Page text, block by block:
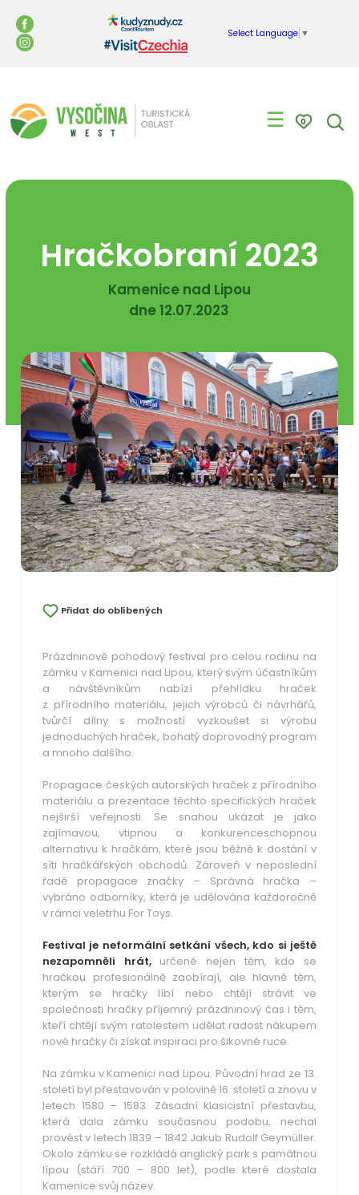
Select Language ▼
☰ 0
Hračkobraní 2023
Kamenice nad Lipou
dne 12.07.2023
Přidat do oblíbených
Prázdninově pohodový festival pro celou rodinu na
zámku v Kamenici nad Lipou, který svým účastníkům
a návštěvníkům nabízí přehlídku hraček
z přírodního materiálu, jejich výrobců či návrhářů,
tvůrčí dílny s možností vyzkoušet si výrobu
jednoduchých hraček, bohatý doprovodný program
a mnoho dalšího.
Propagace českých autorských hraček z přírodního
materiálu a prezentace těchto specifických hraček
nejširší veřejnosti. Se snahou ukázat je jako
zajímavou, vtipnou a konkurenceschopnou
alternativu k hračkám, které jsou běžně k dostání v
síti hračkářských obchodů. Zároveň v neposlední
řadě propagace značky – Správná
hračka –
vybráno odborníky, která je udělována každoročně
v rámci veletrhu For Toys.
Festival je neformální setkání všech, kdo si ještě
nezapomněli hrát, určené nejen těm, kdo se
hračkou profesionálně zaobírají, ale hlavně těm,
kterým se hračky líbí nebo chtějí strávit ve
společnosti hračky příjemný prázdninový čas i těm,
kteří chtějí svým ratolestem udělat radost nákupem
nové hračky či získat inspiraci pro šikovné ruce.
Na zámku v Kamenici nad Lipou. Původní hrad ze 13.
století byl přestavován v polovině 16. století a znovu v
letech 1580 – 1583. Zásadní klasicistní přestavbu,
která dala zámku současnou podobu, nechal
provést v letech 1839 – 1842 Jakub Rudolf Geymüller.
Okolo zámku se rozkládá anglický park s památnou
lípou (stáří 700 – 800 let), podle které dostala
Kamenice svůj název.